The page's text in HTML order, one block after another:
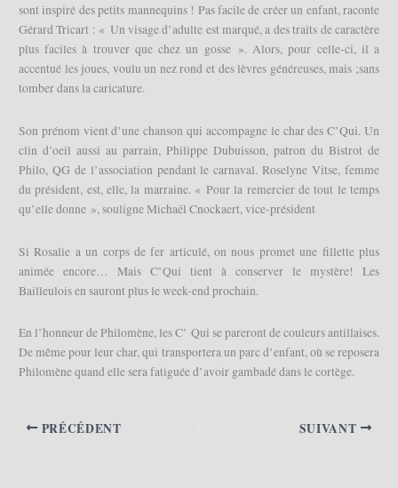
sont inspiré des petits mannequins ! Pas facile de créer un enfant, raconte
Gérard Tricart : « Un visage d’adulte est marqué, a des traits de caractère
plus faciles à trouver que chez un gosse ». Alors, pour celle-ci, il a
accentué les joues, voulu un nez rond et des lèvres généreuses, mais ;sans
tomber dans la caricature.
Son prénom vient d’une chanson qui accompagne le char des C’Qui. Un
clin d’oeil aussi au parrain, Philippe Dubuisson, patron du Bistrot de
Philo, QG de l’association pendant le carnaval. Roselyne Vitse, femme
du président, est, elle, la marraine. « Pour la remercier de tout le temps
qu’elle donne », souligne Michaël Cnockaert, vice-président
Si Rosalie a un corps de fer articulé, on nous promet une fillette plus
animée encore… Mais C’Qui tient à conserver le mystère! Les
Bailleulois en sauront plus le week-end prochain.
En l’honneur de Philomène, les C’ Qui se pareront de couleurs antillaises.
De même pour leur char, qui transportera un parc d’enfant, où se reposera
Philomène quand elle sera fatiguée d’avoir gambadé dans le cortège.
PRÉCÉDENT SUIVANT